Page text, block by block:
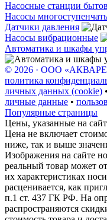
Насосные станции
Насосы
Датчики давления
Насосы вибрационные
Автоматика и шкафы
© 2026 · ООО
политика
личных данных (cookie) •
личные данные •
Популярные страницы
Цены, указанные на
Цена не включает
ниже, так и выше
Изображения на сайте
реальный товар может
их характеристиках
расценивается, как
п.1 ст. 437 ГК РФ. На
распространяются